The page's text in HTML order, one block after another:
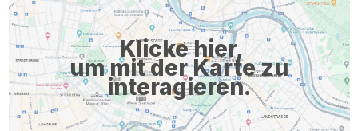
Klicke hier,
um mit der Karte zu
interagieren.